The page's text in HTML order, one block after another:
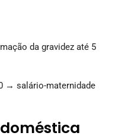
da gravidez até 5
→ salário-maternidade